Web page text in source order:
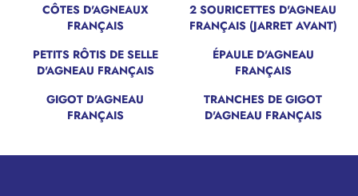
CÔTES D'AGNEAUX
FRANÇAIS
2 SOURICETTES D'AGNEAU
FRANÇAIS (JARRET AVANT)
PETITS RÔTIS DE SELLE
D'AGNEAU FRANÇAIS
ÉPAULE D'AGNEAU
FRANÇAIS
GIGOT D'AGNEAU
FRANÇAIS
TRANCHES DE GIGOT
D'AGNEAU FRANÇAIS